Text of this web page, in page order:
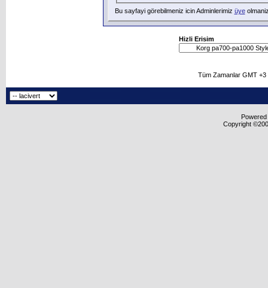
Bu sayfayi görebilmeniz icin Adminlerimiz üye
Hizli Erisim
Tüm Zamanlar GMT
Copyright